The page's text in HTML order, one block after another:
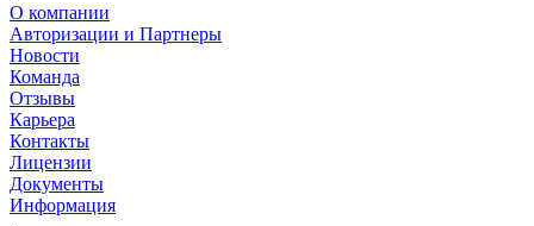
О компании
Авторизации и Партнеры
Новости
Команда
Отзывы
Карьера
Контакты
Лицензии
Документы
Информация